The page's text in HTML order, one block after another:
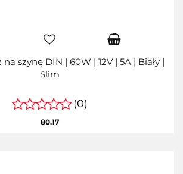
szynę DIN | 60W | 12V | 5A | Biały |
Slim
(0)
80.17